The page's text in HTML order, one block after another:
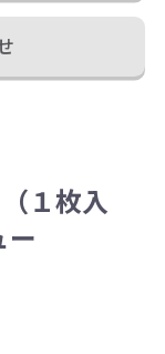
１枚入